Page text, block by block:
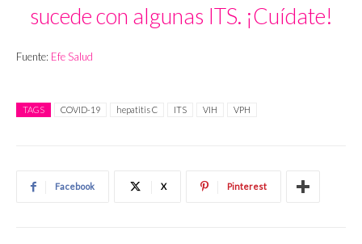
sucede con algunas ITS. ¡Cuídate!
Fuente: Efe Salud
TAGS COVID-19 hepatitis C ITS VIH VPH
Facebook X Pinterest